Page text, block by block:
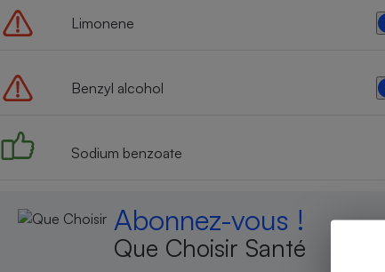
Limonene
Benzyl alcohol
Sodium benzoate
Abonnez-vous !
Que Choisir SantéRobot ménager